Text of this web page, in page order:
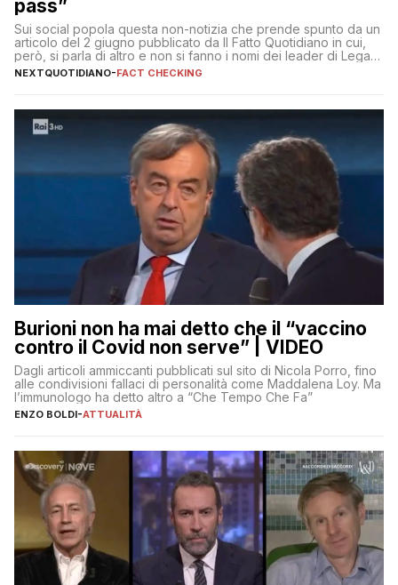
pass”
Sui social popola questa non-notizia che prende spunto da un
articolo del 2 giugno pubblicato da Il Fatto Quotidiano in cui,
però, si parla di altro e non si fanno i nomi dei leader di Lega e
Fratelli d’Italia
NEXTQUOTIDIANO-FACT CHECKING
Burioni non ha mai detto che il “vaccino
contro il Covid non serve” | VIDEO
Dagli articoli ammiccanti pubblicati sul sito di Nicola Porro, fino
alle condivisioni fallaci di personalità come Maddalena Loy. Ma
l’immunologo ha detto altro a “Che Tempo Che Fa”
ENZO BOLDI-ATTUALITÀ